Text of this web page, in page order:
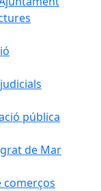
pública
de Mar
comerços